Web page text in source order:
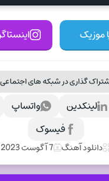
موزیک
گذاری در شبکه های اجتماعی
واتساپ لینکدین
فیسوک
دانلود آهنگ 7 آگوست 2023